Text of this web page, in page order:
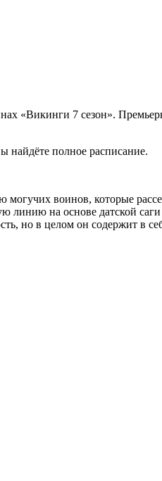
«Викинги 7 сезон».
найдёте полное расписание.
воинов, которые
на основе датской
но в целом он содержит в